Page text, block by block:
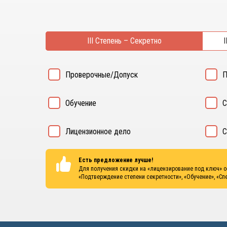
III Степень – Секретно
Проверочные/Допуск
Обучение
Лицензионное дело
Есть предложение лучше!
Для получения скидки на «лицензирование под ключ»
«Подтверждение степени секретности», «Обучение»,